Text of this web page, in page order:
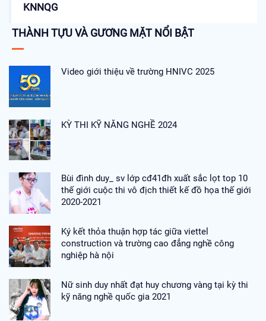
KNNQG
THÀNH TỰU VÀ GƯƠNG MẶT NỔI BẬT
Video giới thiệu về trường HNIVC 2025
KỲ THI KỸ NĂNG NGHỀ 2024
Bùi đình duy_ sv lớp cđ41đh xuất sắc lọt top 10
thế giới cuộc thi vô địch thiết kế đồ họa thế giới
2020-2021
Ký kết thỏa thuận hợp tác giữa viettel
construction và trường cao đẳng nghề công
nghiệp hà nội
Nữ sinh duy nhất đạt huy chương vàng tại kỳ thi
kỹ năng nghề quốc gia 2021